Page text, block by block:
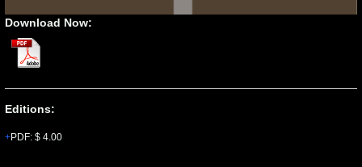
Download Now:
Editions:
PDF:$ 4.00